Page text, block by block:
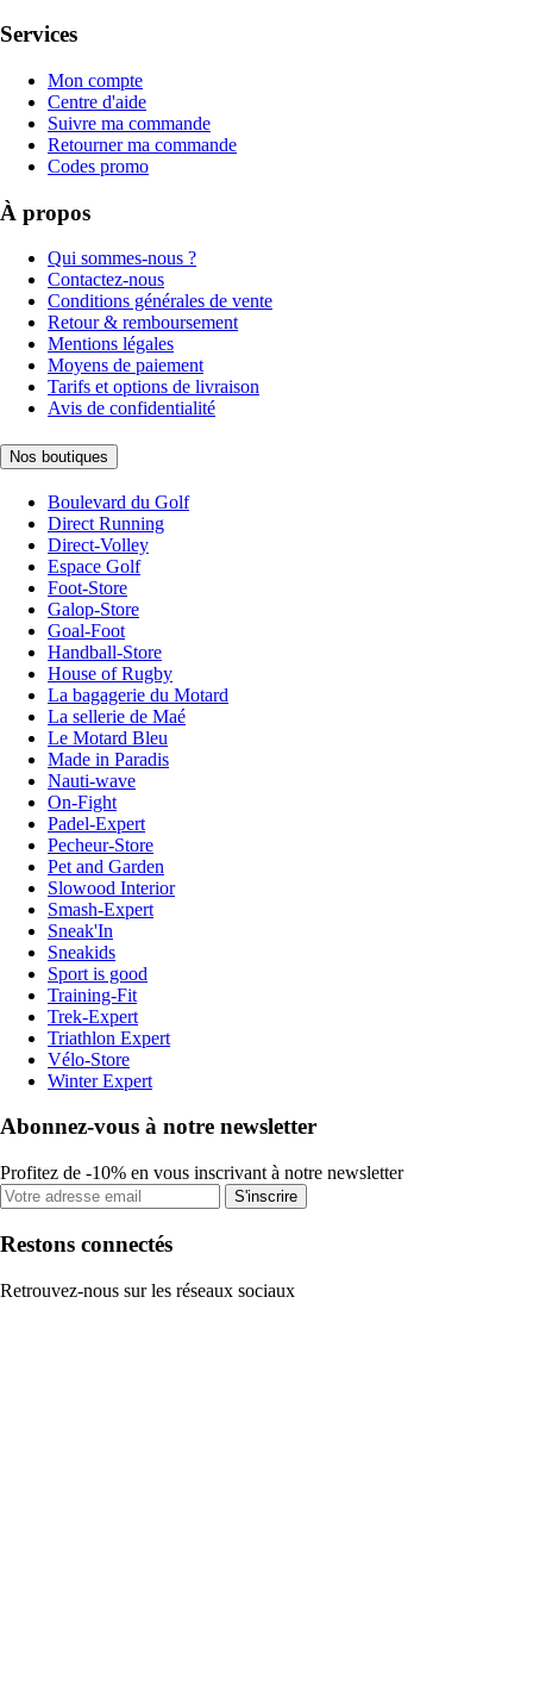
Services
Mon compte
Centre d'aide
Suivre ma commande
Retourner ma commande
Codes promo
À propos
Qui sommes-nous ?
Contactez-nous
Conditions générales de vente
Retour & remboursement
Mentions légales
Moyens de paiement
Tarifs et options de livraison
Avis de confidentialité
Nos boutiques
Boulevard du Golf
Direct Running
Direct-Volley
Espace Golf
Foot-Store
Galop-Store
Goal-Foot
Handball-Store
House of Rugby
La bagagerie du Motard
La sellerie de Maé
Le Motard Bleu
Made in Paradis
Nauti-wave
On-Fight
Padel-Expert
Pecheur-Store
Pet and Garden
Slowood Interior
Smash-Expert
Sneak'In
Sneakids
Sport is good
Training-Fit
Trek-Expert
Triathlon Expert
Vélo-Store
Winter Expert
Abonnez-vous à notre newsletter
Profitez de -10% en vous inscrivant à notre newsletter
S'inscrire
Restons connectés
Retrouvez-nous sur les réseaux sociaux